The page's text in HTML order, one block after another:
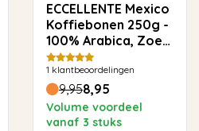
ECCELLENTE Mexico
Koffiebonen 250g -
100% Arabica, Zoet
& Toegankelijk
1 klantbeoordelingen
9,958,95
Volume voordeel
vanaf 3 stuks